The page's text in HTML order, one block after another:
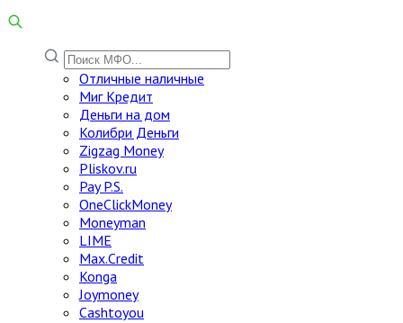
Отличные наличные
Миг Кредит
Деньги на дом
Колибри Деньги
Zigzag Money
Pliskov.ru
Pay P.S.
OneClickMoney
Moneyman
LIME
Max.Credit
Konga
Joymoney
Cashtoyou